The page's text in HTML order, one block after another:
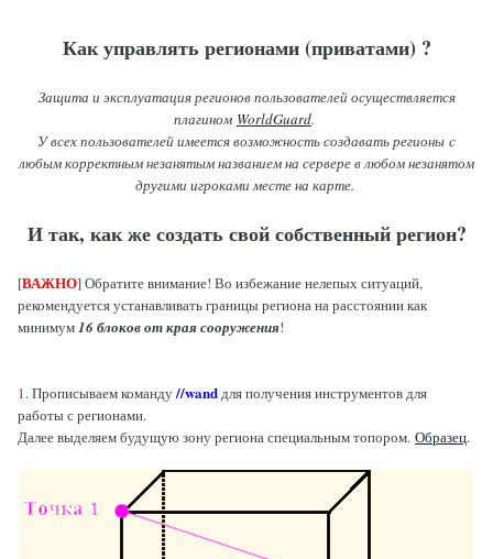
Как управлять регионами (приватами) ?
Защита и эксплуатация регионов пользователей осуществляется
плагином WorldGuard.
У всех пользователей имеется возможность создавать регионы с
любым корректным незанятым названием на сервере в любом незанятом
другими игроками месте на карте.
И так, как же создать свой собственный регион?
[ВАЖНО] Обратите внимание! Во избежание нелепых ситуаций,
рекомендуется устанавливать границы региона на расстоянии как
минимум16 блоков от края сооружения!
1.Прописываем команду//wandдля получения инструментов для
работы с регионами.
Далее выделяем будущую зону региона специальным топором. Образец.